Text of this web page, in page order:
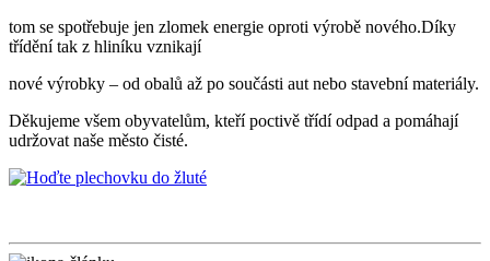
tom se spotřebuje jen zlomek energie oproti výrobě nového.Díky
třídění tak z hliníku vznikají
nové výrobky – od obalů až po součásti aut nebo stavební materiály.
Děkujeme všem obyvatelům, kteří poctivě třídí odpad a pomáhají
udržovat naše město čisté.